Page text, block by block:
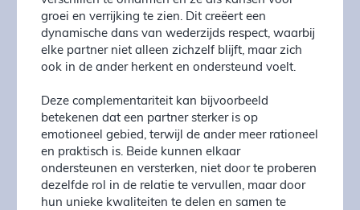
groei en verrijking te zien. Dit creëert een
dynamische dans van wederzijds respect, waarbij
elke partner niet alleen zichzelf blijft, maar zich
ook in de ander herkent en ondersteund voelt.
Deze complementariteit kan bijvoorbeeld
betekenen dat een partner sterker is op
emotioneel gebied, terwijl de ander meer rationeel
en praktisch is. Beide kunnen elkaar
ondersteunen en versterken, niet door te proberen
dezelfde rol in de relatie te vervullen, maar door
hun unieke kwaliteiten te delen en samen te